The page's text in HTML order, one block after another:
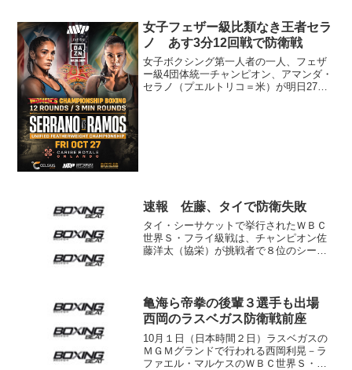
女子フェザー級比類なき王者セラ
ノ あす3分12回戦で防衛戦
女子ボクシング第一人者の一人、フェザ
ー級4団体統一チャンピオン、アマンダ・
セラノ（プエルトリコ＝米）が明日27日
速報 佐藤、タイで防衛失敗
タイ・シーサケットで挙行されたＷＢＣ
世界Ｓ・フライ級戦は、チャンピオン佐
藤洋太（協栄）が挑戦者で８位のシーサ
人選手のタイにおける世...
亀海ら帝拳の後輩３選手も出場
西岡のラスベガス防衛戦前座
10月１日（日本時間２日）ラスベガスの
ＭＧＭグランドで行われる西岡利晃－ラ
ファエル・マルケスのＷＢＣ世界Ｓ・バ